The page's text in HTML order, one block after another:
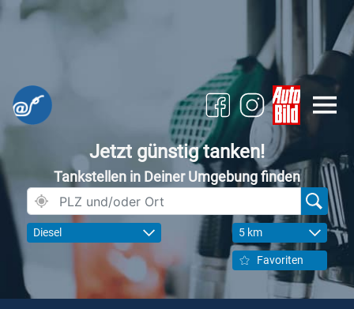
Jetzt günstig tanken!
Tankstellen in Deiner Umgebung finden
Diesel 5 km
Favoriten